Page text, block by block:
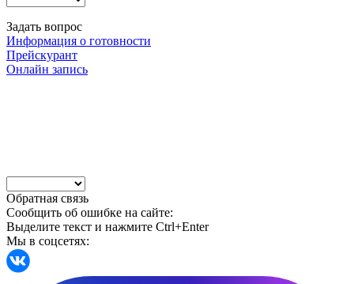
Задать вопрос
Информация о готовности
Прейскурант
Онлайн запись
Обратная связь
Сообщить об ошибке на сайте:
Выделите текст и нажмите Ctrl+Enter
Мы в соцсетях: